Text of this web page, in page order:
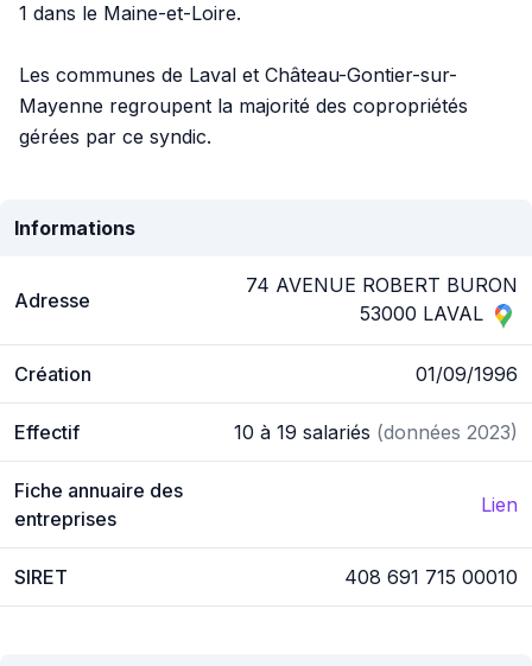
1 dans le Maine-et-Loire.
Les communes de Laval et Château-Gontier-sur-
Mayenne regroupent la majorité des copropriétés
gérées par ce syndic.
Informations
Adresse
74 AVENUE ROBERT BURON
53000 LAVAL
Création 01/09/1996
Effectif 10 à 19 salariés (données 2023)
Fiche annuaire des
entreprises
Lien
SIRET 408 691 715 00010